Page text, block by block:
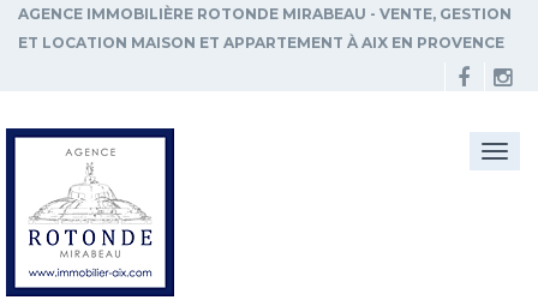
AGENCE IMMOBILIÈRE ROTONDE MIRABEAU - VENTE, GESTION
ET LOCATION MAISON ET APPARTEMENT À AIX EN PROVENCE